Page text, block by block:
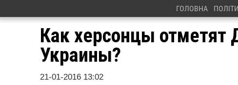
ГОЛОВНА
Как херсонцы отметят
Украины?
21-01-2016 13:02